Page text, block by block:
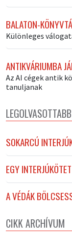
BALATON-
Különleges
ANTIKVÁRIUMBA
Az AI cégek antik
tanuljanak
SOKARCÚ
EGY
A VÉDÁK
CIKK ARCHÍVUM